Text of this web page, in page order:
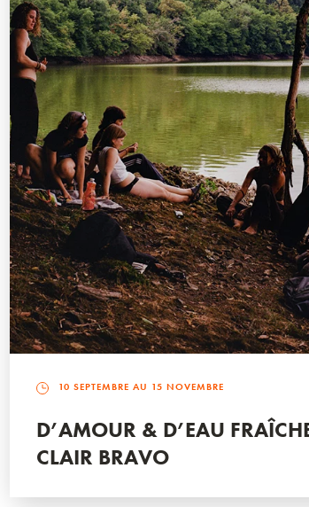
10 SEPTEMBRE AU 15 NOVEMBRE
D’AMOUR & D’EAU
CLAIR BRAVO